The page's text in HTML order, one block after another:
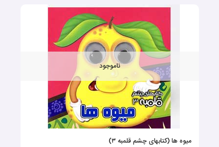
ناموجود
میوه ها (کتابهای چشم قلمبه ۳)